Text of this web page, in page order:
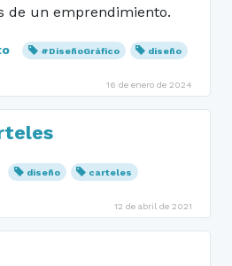
de un emprendimiento.
#DiseñoGráfico diseño
16 de enero de 2024
diseño carteles
12 de abril de 2021